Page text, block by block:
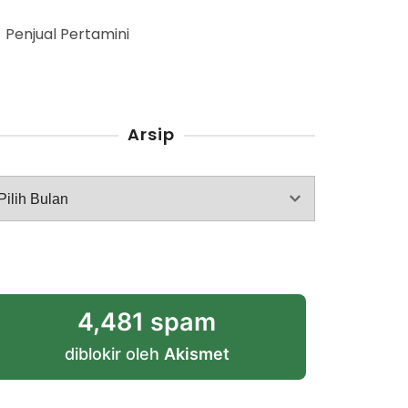
Penjual Pertamini
Arsip
4,481 spam
diblokir oleh Akismet